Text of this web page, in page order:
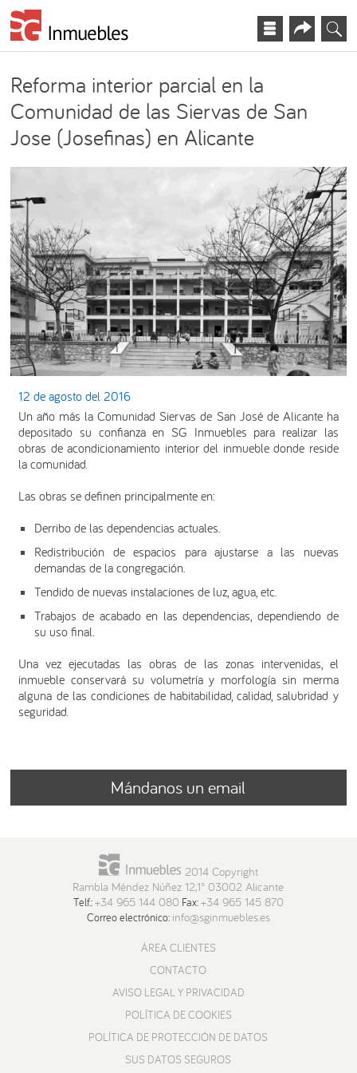
Reforma interior parcial en la
Comunidad de las Siervas de San
Jose (Josefinas) en Alicante
12 de agosto del 2016
Un año más la Comunidad Siervas de San José de Alicante ha
depositado su confianza en SG Inmuebles para realizar las
obras de acondicionamiento interior del inmueble donde reside
la comunidad.
Las obras se definen principalmente en:
Derribo de las dependencias actuales.
Redistribución de espacios para ajustarse a las nuevas
demandas de la congregación.
Tendido de nuevas instalaciones de luz, agua, etc.
Trabajos de acabado en las dependencias, dependiendo de
su uso final.
Una vez ejecutadas las obras de las zonas intervenidas, el
inmueble conservará su volumetría y morfología sin merma
alguna de las condiciones de habitabilidad, calidad, salubridad y
seguridad.
Mándanos un email
2014 Copyright
Rambla Méndez Núñez 12,1° 03002 Alicante
Telf.:+34 965 144 080 Fax:+34 965 145 870
Correo electrónico: info@sginmuebles.es
ÁREA CLIENTES
CONTACTO
AVISO LEGAL Y PRIVACIDAD
POLÍTICA DE COOKIES
POLÍTICA DE PROTECCIÓN DE DATOS
SUS DATOS SEGUROS